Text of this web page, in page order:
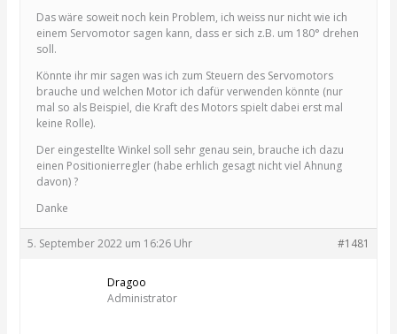
Das wäre soweit noch kein Problem, ich weiss nur nicht wie ich
einem Servomotor sagen kann, dass er sich z.B. um 180° drehen
soll.
Könnte ihr mir sagen was ich zum Steuern des Servomotors
brauche und welchen Motor ich dafür verwenden könnte (nur
mal so als Beispiel, die Kraft des Motors spielt dabei erst mal
keine Rolle).
Der eingestellte Winkel soll sehr genau sein, brauche ich dazu
einen Positionierregler (habe erhlich gesagt nicht viel Ahnung
davon) ?
Danke
5. September 2022 um 16:26 Uhr #1481
Dragoo
Administrator